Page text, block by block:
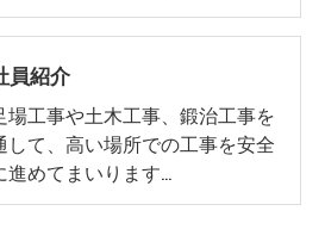
員紹介
場工事や土木工事、鍛治工事を
して、高い場所での工事を安全
進めてまいります…